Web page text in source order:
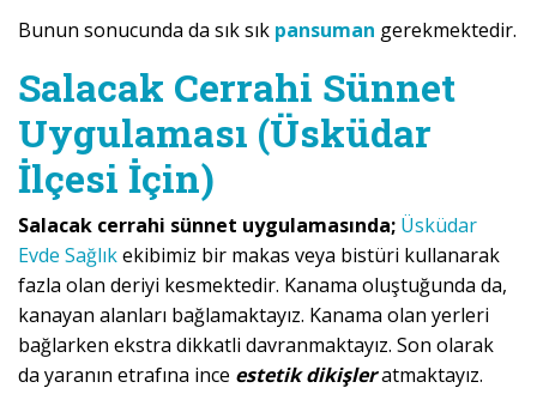
Bunun sonucunda da sık sık pansuman gerekmektedir.
Salacak Cerrahi Sünnet
Uygulaması (Üsküdar
İlçesi İçin)
Salacak cerrahi sünnet uygulamasında; Üsküdar
Evde Sağlıkekibimiz bir makas veya bistüri kullanarak
fazla olan deriyi kesmektedir. Kanama oluştuğunda da,
kanayan alanları bağlamaktayız. Kanama olan yerleri
bağlarken ekstra dikkatli davranmaktayız. Son olarak
da yaranın etrafına ince estetik dikişleratmaktayız.